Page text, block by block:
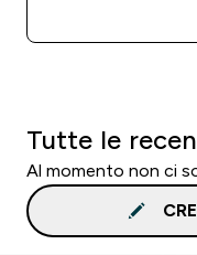
Tutte le
Al momento non ci